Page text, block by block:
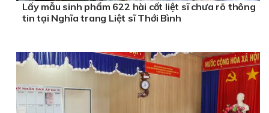
Lấy mẫu sinh phẩm 622 hài cốt liệt sĩ chưa rõ thông
tin tại Nghĩa trang Liệt sĩ Thới Bình